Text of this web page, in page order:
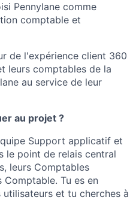
Pennylane comme
comptable et
de l'expérience client 360
leurs comptables de la
au service de leur
au projet ?
Support applicatif et
le point de relais central
leurs Comptables
Comptable. Tu es en
et tu cherches à